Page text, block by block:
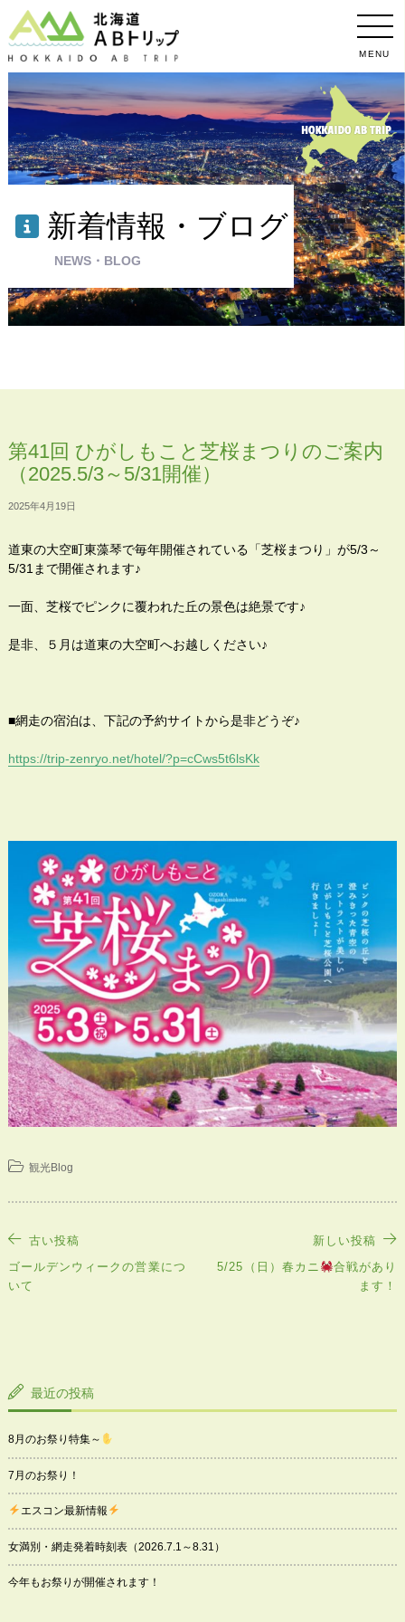
MENU
新着情報・ブログ
NEWS・BLOG
第41回 ひがしもこと芝桜まつりのご案内
（2025.5/3～5/31開催）
2025年4月19日
道東の大空町東藻琴で毎年開催されている「芝桜まつり」が5/3～
5/31まで開催されます♪
一面、芝桜でピンクに覆われた丘の景色は絶景です♪
是非、５月は道東の大空町へお越しください♪
■網走の宿泊は、下記の予約サイトから是非どうぞ♪
https://trip-zenryo.net/hotel/?p=cCws5t6lsKk
観光Blog
投
稿
ン
古い投稿
ゴールデンウィークの営業につ
いて
新しい投稿
5/25（日）春カニ
合戦があり
ます！
最近の投稿
8月のお祭り特集～
7月のお祭り！
エスコン最新情報
女満別・網走発着時刻表（2026.7.1～8.31）
今年もお祭りが開催されます！